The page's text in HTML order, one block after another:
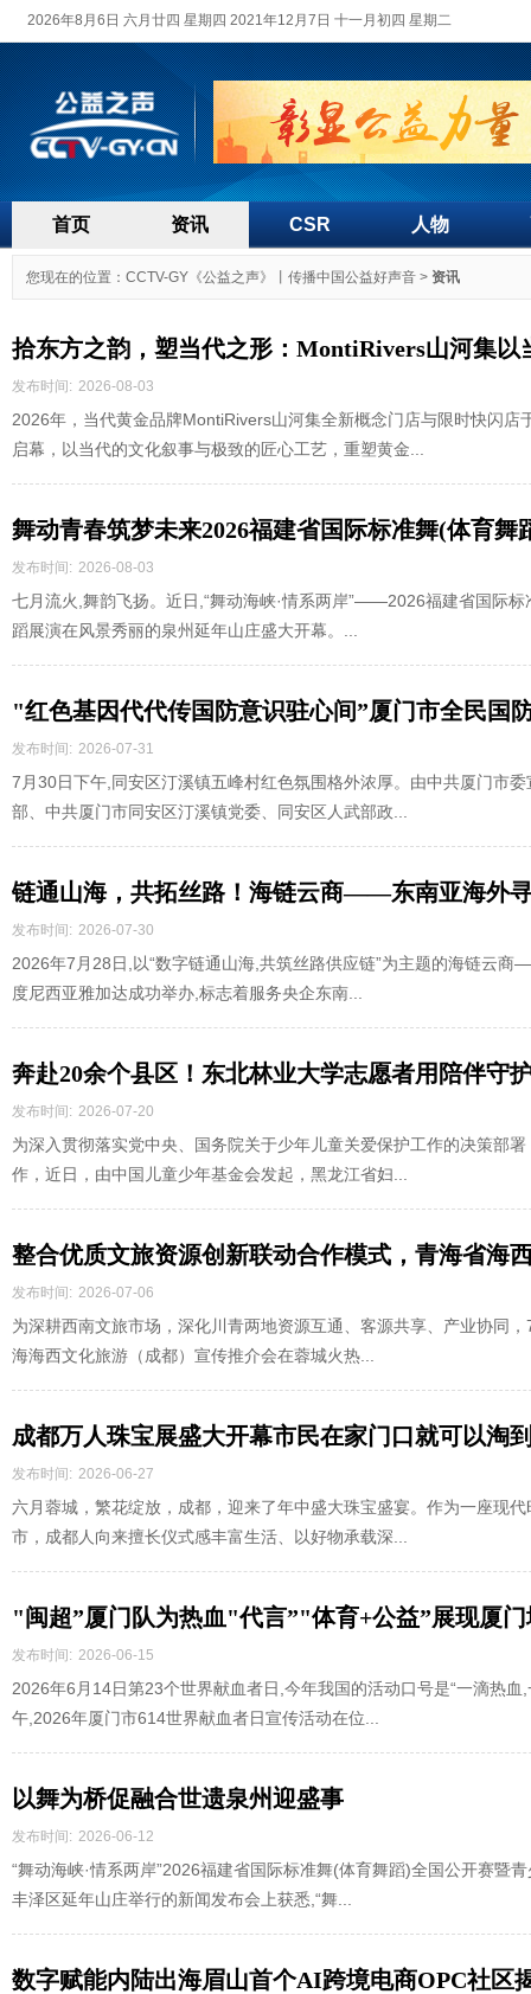
2026年8月6日 六月廿四 星期四 2021年12月7日 十一月初四 星期二
首页 资讯 CSR 人物
您现在的位置： CCTV-GY《公益之声》丨传播中国公益好声音 > 资讯
拾东方之韵，塑当代之形：MontiRivers山河集以
发布时间: 2026-08-03
2026年，当代黄金品牌MontiRivers山河集全新概念门店与限时快闪店
启幕，以当代的文化叙事与极致的匠心工艺，重塑黄金...
舞动青春筑梦未来2026福建省国际标准舞(体育
展演盛大启幕
发布时间: 2026-08-03
七月流火,舞韵飞扬。近日,“舞动海峡·情系两岸”——2026福建省国际
蹈展演在风景秀丽的泉州延年山庄盛大开幕。...
"红色基因代代传国防意识驻心间”厦门市全民国
发布时间: 2026-07-31
7月30日下午,同安区汀溪镇五峰村红色氛围格外浓厚。由中共厦门市
部、中共厦门市同安区汀溪镇党委、同安区人武部政...
链通山海，共拓丝路！海链云商——东南亚海外
航
发布时间: 2026-07-30
2026年7月28日,以“数字链通山海,共筑丝路供应链”为主题的海链云
度尼西亚雅加达成功举办,标志着服务央企东南...
奔赴20余个县区！东北林业大学志愿者用陪伴守
发布时间: 2026-07-20
为深入贯彻落实党中央、国务院关于少年儿童关爱保护工作的决策部
作，近日，由中国儿童少年基金会发起，黑龙江省妇...
整合优质文旅资源创新联动合作模式，青海省海
发布时间: 2026-07-06
为深耕西南文旅市场，深化川青两地资源互通、客源共享、产业协同
海海西文化旅游（成都）宣传推介会在蓉城火热...
成都万人珠宝展盛大开幕市民在家门口就可以淘
发布时间: 2026-06-27
六月蓉城，繁花绽放，成都，迎来了年中盛大珠宝盛宴。作为一座现
市，成都人向来擅长仪式感丰富生活、以好物承载深...
"闽超”厦门队为热血"代言”"体育+公益”展现厦
发布时间: 2026-06-15
2026年6月14日第23个世界献血者日,今年我国的活动口号是“一滴热
午,2026年厦门市614世界献血者日宣传活动在位...
以舞为桥促融合世遗泉州迎盛事
发布时间: 2026-06-12
“舞动海峡·情系两岸”2026福建省国际标准舞(体育舞蹈)全国公开赛暨
丰泽区延年山庄举行的新闻发布会上获悉,“舞...
数字赋能内陆出海眉山首个AI跨境电商OPC社区